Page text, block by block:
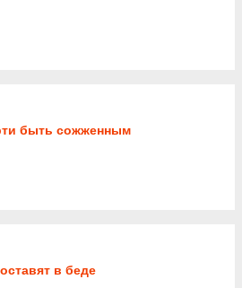
быть сожженным
в беде